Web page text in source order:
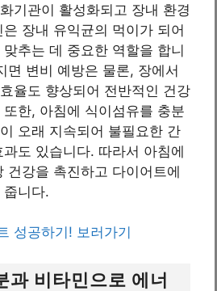
기관이 활성화되고 장내 환경
장내 유익균의 먹이가 되어
추는 데 중요한 역할을 합니
면 변비 예방은 물론, 장에서
율도 향상되어 전반적인 건강
한, 아침에 식이섬유를 충분
오래 지속되어 불필요한 간
도 있습니다. 따라서 아침에
건강을 촉진하고 다이어트에
줍니다.
성공하기! 보러가기
과 비타민으로 에너